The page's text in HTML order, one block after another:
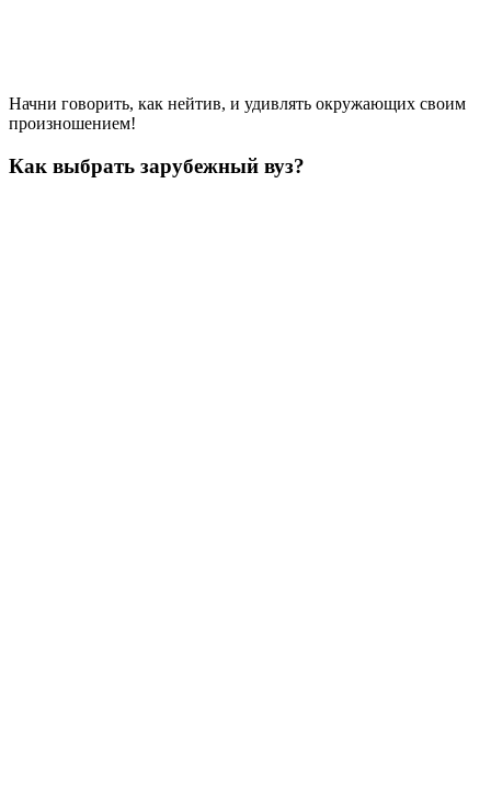
Начни говорить, как нейтив, и удивлять окружающих своим
произношением!
Как выбрать зарубежный вуз?